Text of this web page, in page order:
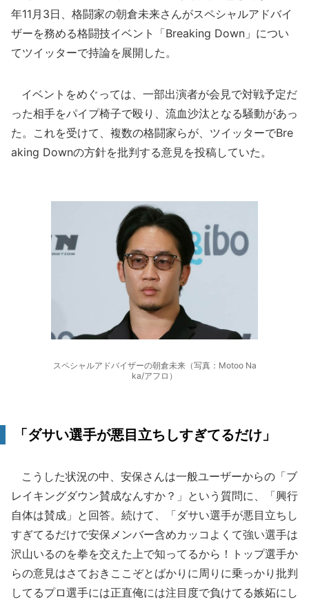
年11月3日、格闘家の朝倉未来さんがスペシャルアドバイ
ザーを務める格闘技イベント「Breaking Down」につい
てツイッターで持論を展開した。
イベントをめぐっては、一部出演者が会見で対戦予定だ
った相手をパイプ椅子で殴り、流血沙汰となる騒動があっ
た。これを受けて、複数の格闘家らが、ツイッターでBre
aking Downの方針を批判する意見を投稿していた。
スペシャルアドバイザーの朝倉未来（写真：Motoo Na
ka/アフロ）
「ダサい選手が悪目立ちしすぎてるだけ」
こうした状況の中、安保さんは一般ユーザーからの「ブ
レイキングダウン賛成なんすか？」という質問に、「興行
自体は賛成」と回答。続けて、「ダサい選手が悪目立ちし
すぎてるだけで安保メンバー含めカッコよくて強い選手は
沢山いるのを拳を交えた上で知ってるから！トップ選手か
らの意見はさておきここぞとばかりに周りに乗っかり批判
してるプロ選手には正直俺には注目度で負けてる嫉妬にし